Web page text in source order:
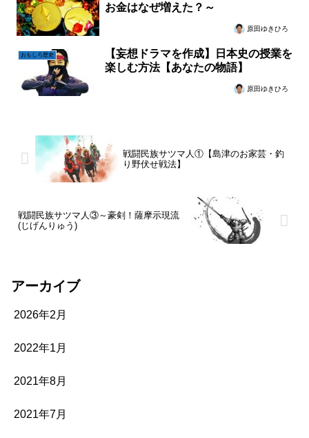
お金はなぜ増えた？～
原田ゆきひろ
おもしろ歴史
【妄想ドラマを作成】日本史の授業を
楽しむ方法【あなたの物語】
原田ゆきひろ
戦闘民族サツマ人①【島津のお家芸・釣
り野伏せ戦法】
戦闘民族サツマ人③～豪剣！薩摩示現流
(じげんりゅう)
アーカイブ
2026年2月
2022年1月
2021年8月
2021年7月